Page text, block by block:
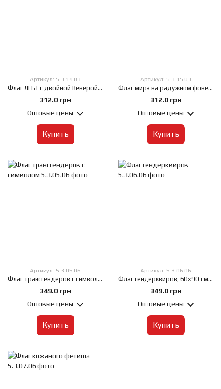
Артикул: 5.3.14.03
Флаг ЛГБТ с двойной Венерой, 60х90 см, Искусственный шелк 50 г/м², Сублимационная печать, односторонний, Карман под древко слева
312.0 грн
Оптовые цены
Купить
Артикул: 5.3.15.03
Флаг мира на радужном фоне, 60х90 см, Искусственный шелк 50 г/м², Сублимационная печать, односторонний, Карман под древко слева
312.0 грн
Оптовые цены
Купить
Артикул: 5.3.05.06
Флаг трансгендеров с символом, 60х90 см, Габардин 120 г/м², Сублимационная печать, односторонний, Карман под древко слева
349.0 грн
Оптовые цены
Купить
Артикул: 5.3.06.06
Флаг гендерквиров, 60х90 см, Габардин 120 г/м², Сублимационная печать, односторонний, Карман под древко слева
349.0 грн
Оптовые цены
Купить